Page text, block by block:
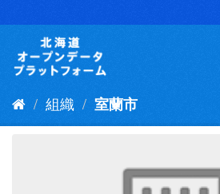
キ
組織 室蘭市